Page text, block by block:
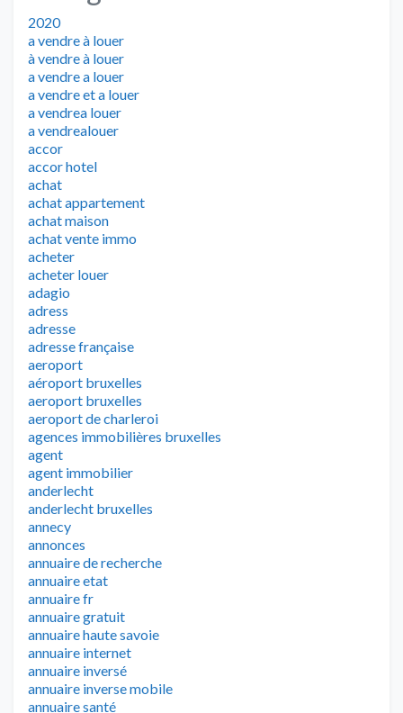
2020
a vendre à louer
à vendre à louer
a vendre a louer
a vendre et a louer
a vendrea louer
a vendrealouer
accor
accor hotel
achat
achat appartement
achat maison
achat vente immo
acheter
acheter louer
adagio
adress
adresse
adresse française
aeroport
aéroport bruxelles
aeroport bruxelles
aeroport de charleroi
agences immobilières bruxelles
agent
agent immobilier
anderlecht
anderlecht bruxelles
annecy
annonces
annuaire de recherche
annuaire etat
annuaire fr
annuaire gratuit
annuaire haute savoie
annuaire internet
annuaire inversé
annuaire inverse mobile
annuaire santé